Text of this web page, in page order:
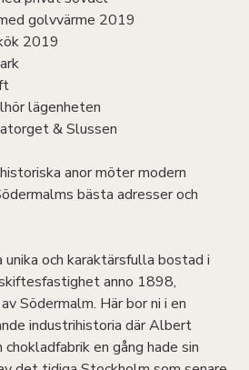
golvvärme 2019
2019
lägenheten
& Slussen
anor möter modern
bästa adresser och
och karaktärsfulla bostad i
anno 1898,
Södermalm. Här bor ni i en
industrihistoria där Albert
en gång hade sin